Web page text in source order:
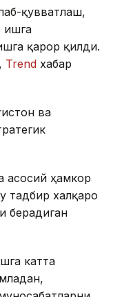
қувватлаш,
ишга
қарор қилди.
Trend хабар
ва
асосий ҳамкор
тадбир халқаро
берадиган
катта